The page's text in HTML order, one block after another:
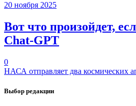
20 ноября 2025
Вот что произойдет,
Chаt-GPT
0
НАСА отправляет два космических
Выбор редакции